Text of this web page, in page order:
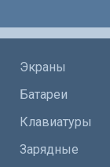
Экраны
Батареи
Клавиатуры
Зарядные